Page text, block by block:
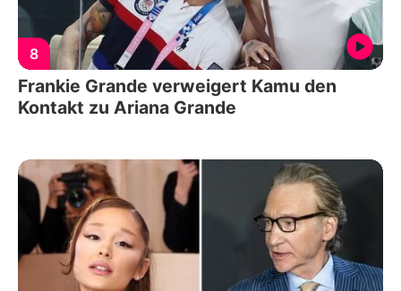
8
Frankie Grande verweigert Kamu den
Kontakt zu Ariana Grande